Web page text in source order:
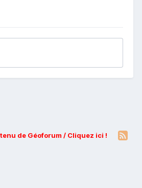
de Géoforum / Cliquez ici !